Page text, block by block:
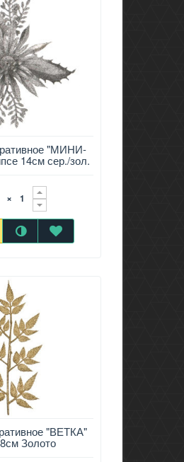
"МИНИ-
14см сер./зол.
×
"ВЕТКА"
Золото